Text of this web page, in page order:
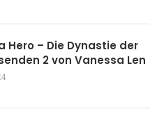
Hero – Die Dynastie der
2 von Vanessa Len